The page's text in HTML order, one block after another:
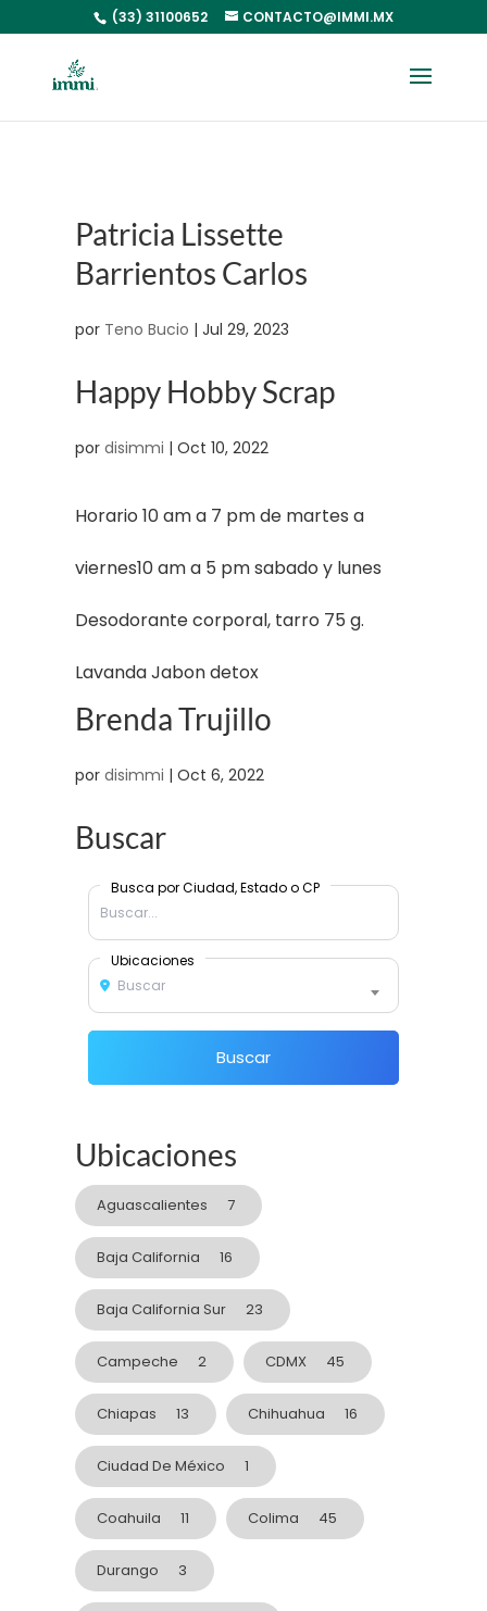
(33) 31100652 CONTACTO@IMMI.MX
Patricia Lissette
Barrientos Carlos
por Teno Bucio | Jul 29, 2023
Happy Hobby Scrap
por disimmi | Oct 10, 2022
Horario 10 am a 7 pm de martes a
viernes10 am a 5 pm sabado y lunes
Desodorante corporal, tarro 75 g.
Lavanda Jabon detox
Brenda Trujillo
por disimmi | Oct 6, 2022
Buscar
Busca por Ciudad, Estado o CP
Ubicaciones
Buscar
Buscar
Ubicaciones
Aguascalientes 7
Baja California 16
Baja California Sur 23
Campeche 2 CDMX 45
Chiapas 13 Chihuahua 16
Ciudad De México 1
Coahuila 11 Colima 45
Durango 3